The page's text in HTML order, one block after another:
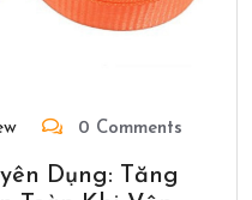
0 Comments
Dụng: Tăng